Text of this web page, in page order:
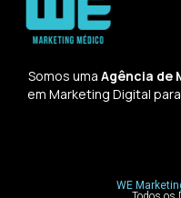
Somos uma Agência de
em Marketing Digital
WE